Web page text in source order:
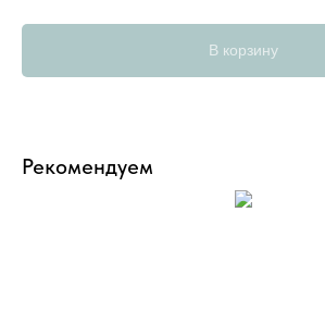
В корзину
Рекомендуем